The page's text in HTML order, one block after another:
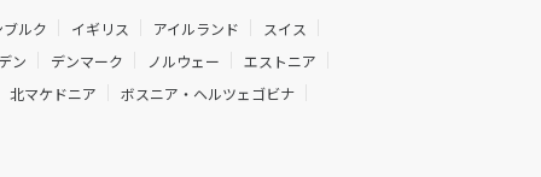
ルク イギリス アイルランド
スイス
ン
デンマーク ノルウェー
エストニア
北マケドニア
ボスニア・ヘルツェゴビナ